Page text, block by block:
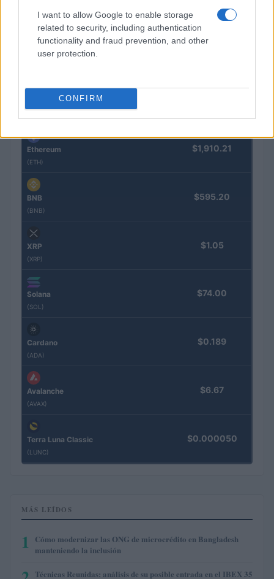
I want to allow Google to enable storage
related to security, including authentication
functionality and fraud prevention, and other
user protection.
CONFIRM
COTIZACIONES CRYPTO
Ethereum
(ETH)
$1,910.21
BNB
(BNB)
$595.20
XRP
(XRP)
$1.05
Solana
(SOL)
$74.00
Cardano
(ADA)
$0.189
Avalanche
(AVAX)
$6.67
Terra Luna Classic
(LUNC)
$0.000050
MÁS LEÍDOS
1
Cómo modernizar las ONG de microcrédito en Bangladesh
manteniendo la inclusión
Técnicas Reunidas: análisis de su posible entrada en el IBEX 35